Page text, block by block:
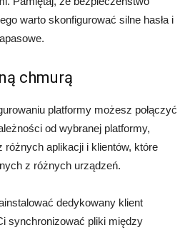
warto skonfigurować silne hasła i
chmurą
platformy możesz połączyć
od wybranej platformy,
różnych aplikacji i klientów, które
z różnych urządzeń.
dedykowany klient
synchronizować pliki między